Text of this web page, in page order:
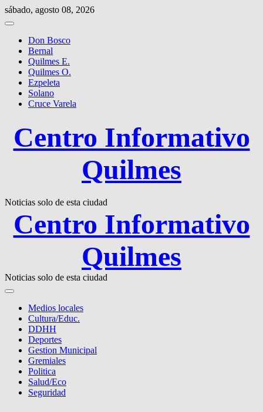
Saltar
al
sábado, agosto 08, 2026
Don Bosco
Bernal
Quilmes E.
Quilmes O.
Ezpeleta
Solano
Cruce Varela
Centro Informativo
Quilmes
Noticias solo de esta ciudad
Centro Informativo
Quilmes
Noticias solo de esta ciudad
Medios locales
Cultura/Educ.
DDHH
Deportes
Gestion Municipal
Gremiales
Politica
Salud/Eco
Seguridad